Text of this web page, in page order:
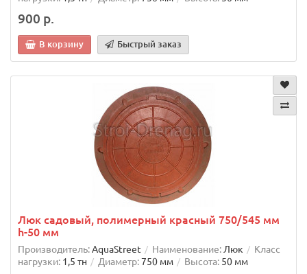
900 р.
В корзину Быстрый заказ
Люк садовый, полимерный красный 750/545 мм
h-50 мм
Производитель:AquaStreet Наименование: Люк
Класс
нагрузки: 1,5 тн Диаметр:750 мм Высота: 50 мм